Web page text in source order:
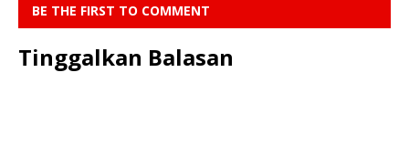
BE THE FIRST TO COMMENT
Tinggalkan Balasan